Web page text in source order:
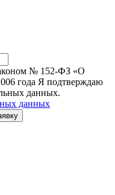
№ 152-ФЗ «О
года Я подтверждаю
данных.
данных